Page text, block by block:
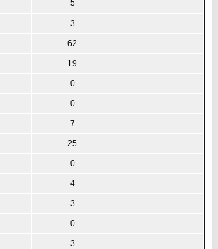
5
3
62
19
0
0
7
25
0
4
3
0
3